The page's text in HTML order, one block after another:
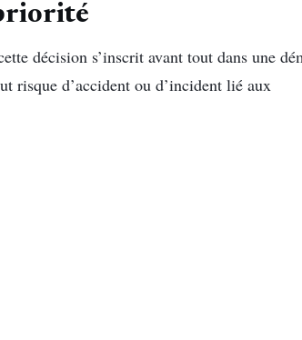
décision s’inscrit avant tout dans une
risque d’accident ou d’incident lié aux